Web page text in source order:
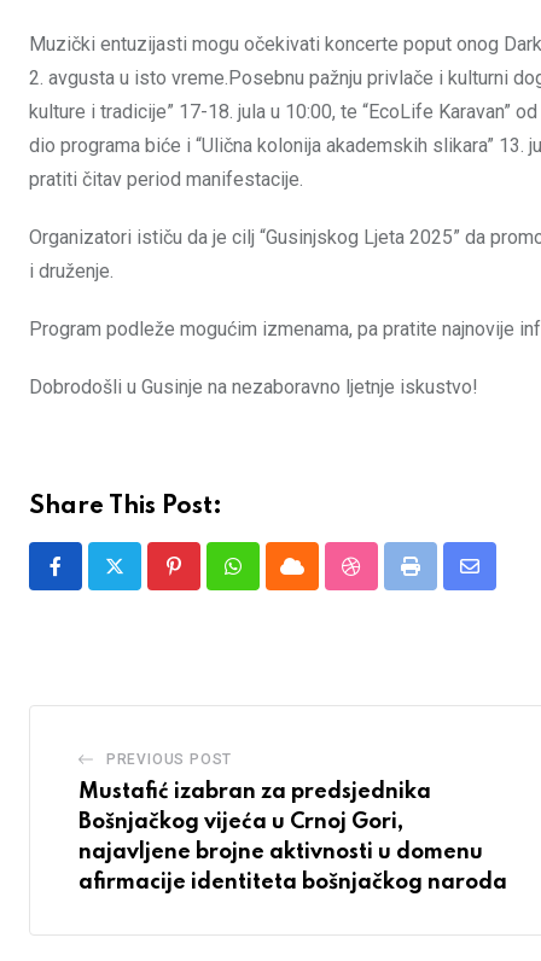
Muzički entuzijasti mogu očekivati koncerte poput onog
2. avgusta u isto vreme.Posebnu pažnju privlače i kulturni
kulture i tradicije” 17-18. jula u 10:00, te “EcoLife Karavan”
dio programa biće i “Ulična kolonija akademskih slikara”
pratiti čitav period manifestacije.
Organizatori ističu da je cilj “Gusinjskog Ljeta 2025” da
i druženje.
Program podleže mogućim izmenama, pa pratite najnovije
Dobrodošli u Gusinje na nezaboravno ljetnje iskustvo!
Share This Post:
PinterestWhatsappCloud StumbleUpon
Print
Share
PREVIOUS POST
Mustafić izabran za predsjednika
Bošnjačkog vijeća u Crnoj Gori,
najavljene brojne aktivnosti u domenu
afirmacije identiteta bošnjačkog naroda